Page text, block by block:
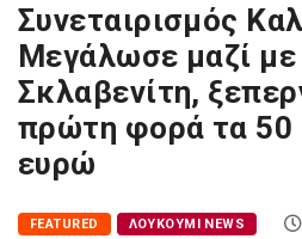
Συνεταιρισμός
Μεγάλωσε μαζί με
Σκλαβενίτη,
πρώτη φορά τα 50
ευρώ
FEATURED ΛΟΥΚΟΎΜΙ NEWS